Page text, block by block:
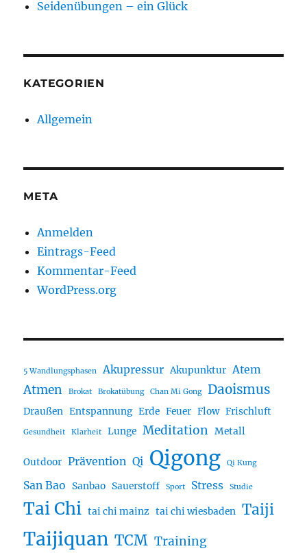
Seidenübungen – ein Glück
KATEGORIEN
Allgemein
META
Anmelden
Eintrags-Feed
Kommentar-Feed
WordPress.org
5 Wandlungsphasen Akupressur Akupunktur Atem
Atmen Brokat Brokatübung Chan Mi Gong Daoismus
Draußen Entspannung Erde Feuer Flow Frischluft
Gesundheit Klarheit Lunge Meditation Metall
Outdoor Prävention Qi Qigong Qi Kung
San Bao Sanbao Sauerstoff Sport Stress Studie
Tai Chi tai chi mainz tai chi wiesbaden Taiji
Taijiquan TCM Training